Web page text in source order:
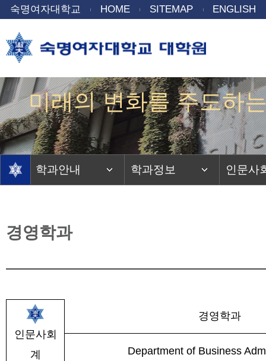
숙명여자대학교 HOME SITEMAP ENGLISH
미래의 변화를 주도하
Gentle power to
학과안내 학과정보 인문사
경영학과
인문사회
계
경영학과
Department of Business